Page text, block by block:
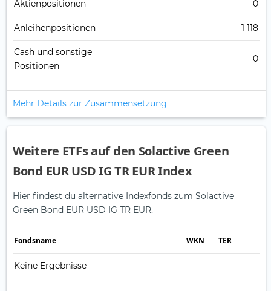
Aktienpositionen 0
Anleihenpositionen 1 118
Cash und sonstige
Positionen
0
Mehr Details zur Zusammensetzung
Weitere ETFs auf den Solactive Green
Bond EUR USD IG TR EUR Index
Hier findest du alternative Indexfonds zum Solactive
Green Bond EUR USD IG TR EUR.
Fonds­name WKN TER
Keine Ergebnisse